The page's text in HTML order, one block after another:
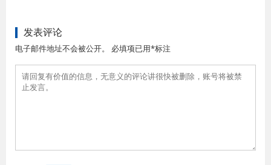
发表评论
电子邮件地址不会被公开。 必填项已用*标注